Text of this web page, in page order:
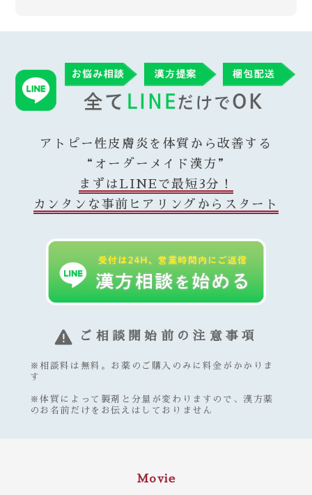
ご購入いただいた翌営業日には発送させてい
時間がかかることがありますが、その場合は
遅くとも3営業日以内に発送させていただきま
す。
ご納得いただけた場合に再度ご購入いただい
て、変更が必要であればご提供する漢方も変
更させていただいております。
店である漢方薬局太陽堂では新宿の実店舗で
総合部門で全国実力薬局100選（都内では3店
舗のみ）に選出された太陽堂で研鑽を積んだ
薬剤師がReiyodoにも在籍している為、オン
ラインでも安心してご利用いただけます。
アトピー性皮膚炎を体質から改善する
“オーダーメイド漢方”
まずはLINEで最短3分！
カンタンな事前ヒアリングからスタート
ご相談開始前の注意事項
※相談料は無料。お薬のご購入のみに料金がかかりま
す
※体質によって製剤と分量が変わりますので、漢方薬
のお名前だけをお伝えはしておりません
Movie